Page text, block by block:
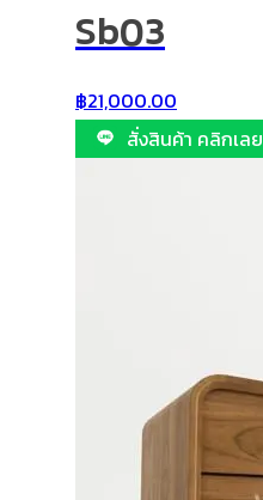
Sb03
฿21,000.00
สั่งสินค้า คลิกเลย